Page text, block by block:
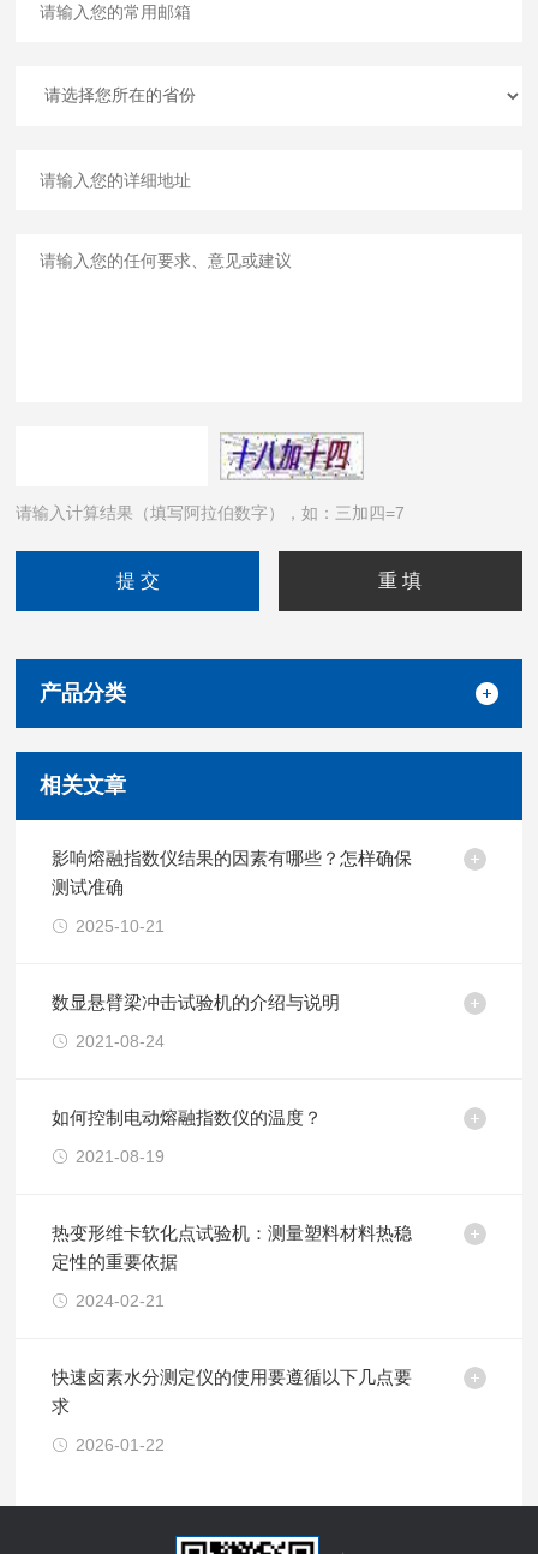
请输入计算结果（填写阿拉伯数字），如：三加四=7
产品分类
相关文章
影响熔融指数仪结果的因素有哪些？怎样确保
测试准确
2025-10-21
数显悬臂梁冲击试验机的介绍与说明
2021-08-24
如何控制电动熔融指数仪的温度？
2021-08-19
热变形维卡软化点试验机：测量塑料材料热稳
定性的重要依据
2024-02-21
快速卤素水分测定仪的使用要遵循以下几点要
求
2026-01-22